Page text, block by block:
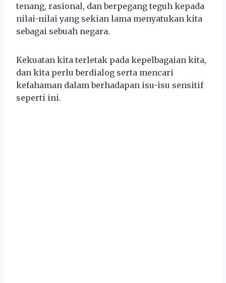
tenang, rasional, dan berpegang teguh kepada
nilai-nilai yang sekian lama menyatukan kita
sebagai sebuah negara.
Kekuatan kita terletak pada kepelbagaian kita,
dan kita perlu berdialog serta mencari
kefahaman dalam berhadapan isu-isu sensitif
seperti ini.